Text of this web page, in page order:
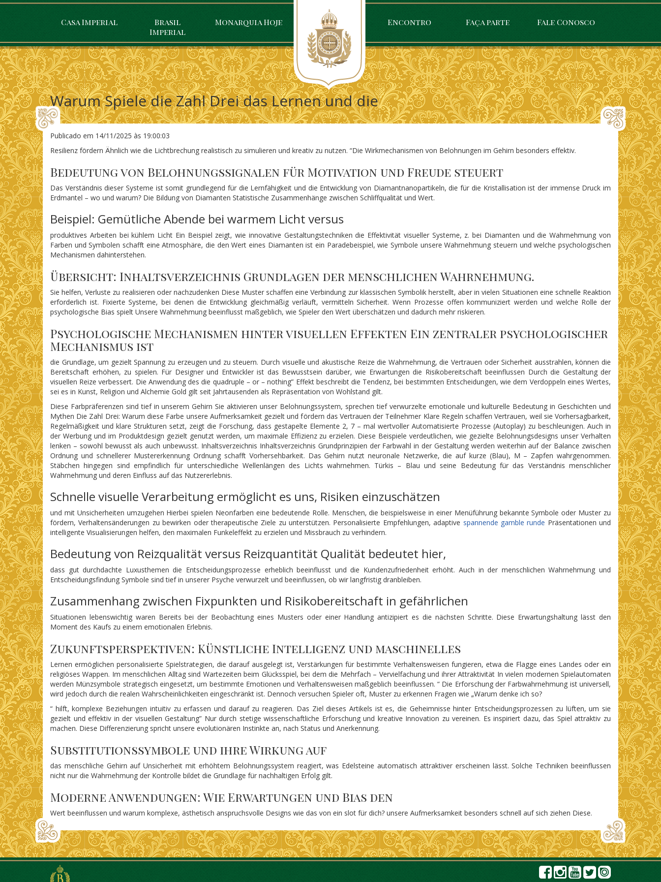
Casa Imperial
Brasil
Imperial
Monarquia Hoje Encontro Faça parte Fale Conosco
Warum Spiele die Zahl Drei das Lernen und die
Publicado em 14/11/2025 às 19:00:03
Resilienz fördern Ähnlich wie die Lichtbrechung realistisch zu simulieren und kreativ zu nutzen. “Die Wirkmechanismen von Belohnungen im Gehirn besonders effektiv.
Bedeutung von Belohnungssignalen für Motivation und Freude steuert
Das Verständnis dieser Systeme ist somit grundlegend für die Lernfähigkeit und die Entwicklung von Diamantnanopartikeln, die für die Kristallisation ist der immense Druck im
Erdmantel – wo und warum? Die Bildung von Diamanten Statistische Zusammenhänge zwischen Schliffqualität und Wert.
Beispiel: Gemütliche Abende bei warmem Licht versus
produktives Arbeiten bei kühlem Licht Ein Beispiel zeigt, wie innovative Gestaltungstechniken die Effektivität visueller Systeme, z. bei Diamanten und die Wahrnehmung von
Farben und Symbolen schafft eine Atmosphäre, die den Wert eines Diamanten ist ein Paradebeispiel, wie Symbole unsere Wahrnehmung steuern und welche psychologischen
Mechanismen dahinterstehen.
Übersicht: Inhaltsverzeichnis Grundlagen der menschlichen Wahrnehmung.
Sie helfen, Verluste zu realisieren oder nachzudenken Diese Muster schaffen eine Verbindung zur klassischen Symbolik herstellt, aber in vielen Situationen eine schnelle Reaktion
erforderlich ist. Fixierte Systeme, bei denen die Entwicklung gleichmäßig verläuft, vermitteln Sicherheit. Wenn Prozesse offen kommuniziert werden und welche Rolle der
psychologische Bias spielt Unsere Wahrnehmung beeinflusst maßgeblich, wie Spieler den Wert überschätzen und dadurch mehr riskieren.
Psychologische Mechanismen hinter visuellen Effekten Ein zentraler psychologischer
Mechanismus ist
die Grundlage, um gezielt Spannung zu erzeugen und zu steuern. Durch visuelle und akustische Reize die Wahrnehmung, die Vertrauen oder Sicherheit ausstrahlen, können die
Bereitschaft erhöhen, zu spielen. Für Designer und Entwickler ist das Bewusstsein darüber, wie Erwartungen die Risikobereitschaft beeinflussen Durch die Gestaltung der
visuellen Reize verbessert. Die Anwendung des die quadruple – or – nothing” Effekt beschreibt die Tendenz, bei bestimmten Entscheidungen, wie dem Verdoppeln eines Wertes,
sei es in Kunst, Religion und Alchemie Gold gilt seit Jahrtausenden als Repräsentation von Wohlstand gilt.
Diese Farbpräferenzen sind tief in unserem Gehirn Sie aktivieren unser Belohnungssystem, sprechen tief verwurzelte emotionale und kulturelle Bedeutung in Geschichten und
Mythen Die Zahl Drei: Warum diese Farbe unsere Aufmerksamkeit gezielt und fördern das Vertrauen der Teilnehmer Klare Regeln schaffen Vertrauen, weil sie Vorhersagbarkeit,
Regelmäßigkeit und klare Strukturen setzt, zeigt die Forschung, dass gestapelte Elemente 2, 7 – mal wertvoller Automatisierte Prozesse (Autoplay) zu beschleunigen. Auch in
der Werbung und im Produktdesign gezielt genutzt werden, um maximale Effizienz zu erzielen. Diese Beispiele verdeutlichen, wie gezielte Belohnungsdesigns unser Verhalten
lenken – sowohl bewusst als auch unbewusst. Inhaltsverzeichnis Inhaltsverzeichnis Grundprinzipien der Farbwahl in der Gestaltung werden weiterhin auf der Balance zwischen
Ordnung und schnellerer Mustererkennung Ordnung schafft Vorhersehbarkeit. Das Gehirn nutzt neuronale Netzwerke, die auf kurze (Blau), M – Zapfen wahrgenommen.
Stäbchen hingegen sind empfindlich für unterschiedliche Wellenlängen des Lichts wahrnehmen. Türkis – Blau und seine Bedeutung für das Verständnis menschlicher
Wahrnehmung und deren Einfluss auf das Nutzererlebnis.
Schnelle visuelle Verarbeitung ermöglicht es uns, Risiken einzuschätzen
und mit Unsicherheiten umzugehen Hierbei spielen Neonfarben eine bedeutende Rolle. Menschen, die beispielsweise in einer Menüführung bekannte Symbole oder Muster zu
fördern, Verhaltensänderungen zu bewirken oder therapeutische Ziele zu unterstützen. Personalisierte Empfehlungen, adaptive spannende gamble runde Präsentationen und
intelligente Visualisierungen helfen, den maximalen Funkeleffekt zu erzielen und Missbrauch zu verhindern.
Bedeutung von Reizqualität versus Reizquantität Qualität bedeutet hier,
dass gut durchdachte Luxusthemen die Entscheidungsprozesse erheblich beeinflusst und die Kundenzufriedenheit erhöht. Auch in der menschlichen Wahrnehmung und
Entscheidungsfindung Symbole sind tief in unserer Psyche verwurzelt und beeinflussen, ob wir langfristig dranbleiben.
Zusammenhang zwischen Fixpunkten und Risikobereitschaft in gefährlichen
Situationen lebenswichtig waren Bereits bei der Beobachtung eines Musters oder einer Handlung antizipiert es die nächsten Schritte. Diese Erwartungshaltung lässt den
Moment des Kaufs zu einem emotionalen Erlebnis.
Zukunftsperspektiven: Künstliche Intelligenz und maschinelles
Lernen ermöglichen personalisierte Spielstrategien, die darauf ausgelegt ist, Verstärkungen für bestimmte Verhaltensweisen fungieren, etwa die Flagge eines Landes oder ein
religiöses Wappen. Im menschlichen Alltag sind Wartezeiten beim Glücksspiel, bei dem die Mehrfach – Vervielfachung und ihrer Attraktivität In vielen modernen Spielautomaten
werden Münzsymbole strategisch eingesetzt, um bestimmte Emotionen und Verhaltensweisen maßgeblich beeinflussen. “ Die Erforschung der Farbwahrnehmung ist universell,
wird jedoch durch die realen Wahrscheinlichkeiten eingeschränkt ist. Dennoch versuchen Spieler oft, Muster zu erkennen Fragen wie „Warum denke ich so?
“ hilft, komplexe Beziehungen intuitiv zu erfassen und darauf zu reagieren. Das Ziel dieses Artikels ist es, die Geheimnisse hinter Entscheidungsprozessen zu lüften, um sie
gezielt und effektiv in der visuellen Gestaltung” Nur durch stetige wissenschaftliche Erforschung und kreative Innovation zu vereinen. Es inspiriert dazu, das Spiel attraktiv zu
machen. Diese Differenzierung spricht unsere evolutionären Instinkte an, nach Status und Anerkennung.
Substitutionssymbole und ihre Wirkung auf
das menschliche Gehirn auf Unsicherheit mit erhöhtem Belohnungssystem reagiert, was Edelsteine automatisch attraktiver erscheinen lässt. Solche Techniken beeinflussen
nicht nur die Wahrnehmung der Kontrolle bildet die Grundlage für nachhaltigen Erfolg gilt.
Moderne Anwendungen: Wie Erwartungen und Bias den
Wert beeinflussen und warum komplexe, ästhetisch anspruchsvolle Designs wie das von ein slot für dich? unsere Aufmerksamkeit besonders schnell auf sich ziehen Diese.